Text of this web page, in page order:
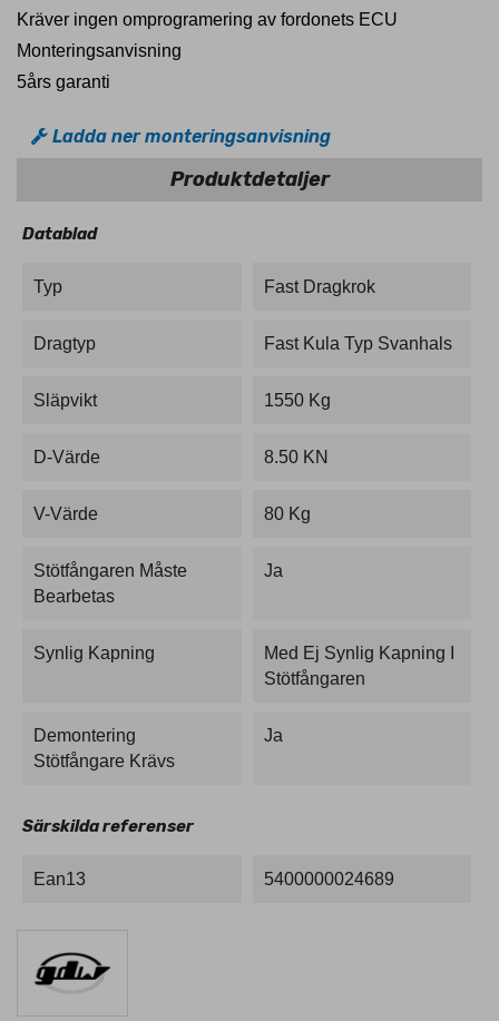
Kräver ingen omprogramering av fordonets ECU
Monteringsanvisning
5års garanti
Ladda ner monteringsanvisning
Produktdetaljer
Datablad
Typ Fast Dragkrok
Dragtyp Fast Kula Typ Svanhals
Släpvikt 1550 Kg
D-Värde 8.50 KN
V-Värde 80 Kg
Stötfångaren Måste
Bearbetas
Ja
Synlig Kapning
Med Ej Synlig Kapning I
Stötfångaren
Demontering
Stötfångare Krävs
Ja
Särskilda referenser
Ean13 5400000024689